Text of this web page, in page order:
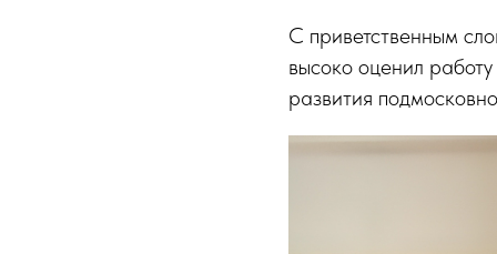
С приветственным
высоко оценил
развития